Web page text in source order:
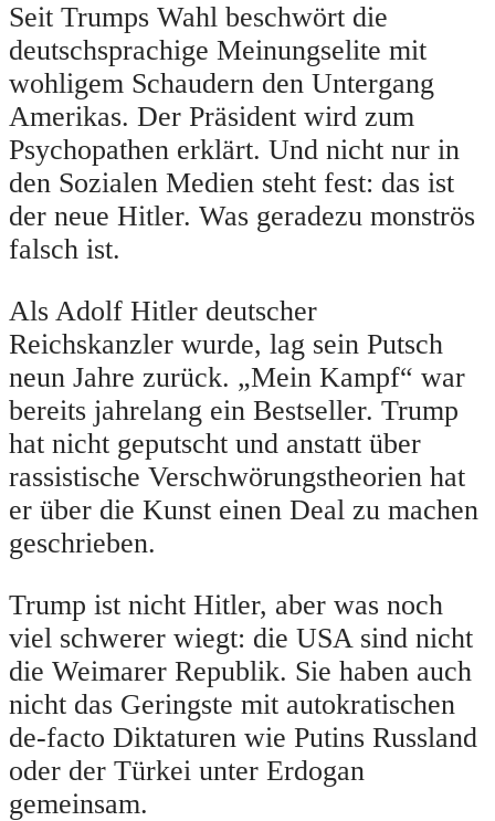
Seit Trumps Wahl beschwört die
deutschsprachige Meinungselite mit
wohligem Schaudern den Untergang
Amerikas. Der Präsident wird zum
Psychopathen erklärt. Und nicht nur in
den Sozialen Medien steht fest: das ist
der neue Hitler. Was geradezu monströs
falsch ist.
Als Adolf Hitler deutscher
Reichskanzler wurde, lag sein Putsch
neun Jahre zurück. „Mein Kampf“ war
bereits jahrelang ein Bestseller. Trump
hat nicht geputscht und anstatt über
rassistische Verschwörungstheorien hat
er über die Kunst einen Deal zu machen
geschrieben.
Trump ist nicht Hitler, aber was noch
viel schwerer wiegt: die USA sind nicht
die Weimarer Republik. Sie haben auch
nicht das Geringste mit autokratischen
de-facto Diktaturen wie Putins Russland
oder der Türkei unter Erdogan
gemeinsam.